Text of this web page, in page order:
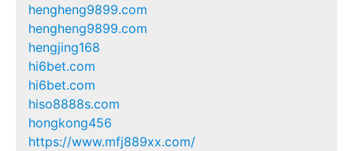
hengheng9899.com
hengheng9899.com
hengjing168
hi6bet.com
hi6bet.com
hiso8888s.com
hongkong456
https://www.mfj889xx.com/